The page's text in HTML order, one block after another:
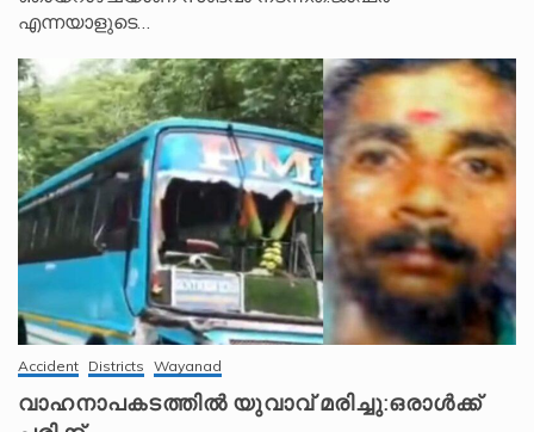
എന്നയാളുടെ…
Accident Districts Wayanad
വാഹനാപകടത്തിൽ യുവാവ് മരിച്ചു:ഒരാൾക്ക്